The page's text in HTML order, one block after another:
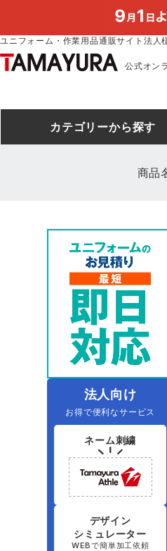
ユニフォーム・作業用品通販サイト法人
公式オン
カテゴリーから探す
防寒着
コンプレッション
ヤッケ
ファン付きウェア
ズ）
ミズノ安全靴ランキング
空調服ランキング
レインウェアランキング
アイトス ランキング
アイズフロンティア
クロダルマ
住商モンブラン
シンメン
アタックベース
農作業服
DIY・日曜大工作業服
夜間・高視認性安全服
商品
法人向け
お得で便利なサービス
ネーム刺繍
デザイン
シミュレーター
WEBで簡単加工依頼